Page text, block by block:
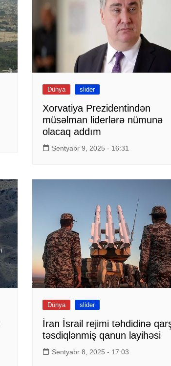
Dünya slider
Xorvatiya Prezidentindən
müsəlman liderlərə nümunə
olacaq addım
Sentyabr 9, 2025 - 16:31
Dünya slider
İran İsrail rejimi təhdidinə
təsdiqlənmiş qanun layihəsi
Sentyabr 8, 2025 - 17:03